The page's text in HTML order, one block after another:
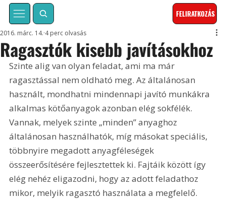
FELIRATKOZÁS
Ragasztók kisebb javításokhoz
2016. márc. 14. 4 perc olvasás
Szinte alig van olyan feladat, ami ma már
ragasztással nem oldható meg. Az általánosan
használt, mondhatni mindennapi javító munkákra
alkalmas kötőanyagok azonban elég sokfélék.
Vannak, melyek szinte „minden” anyaghoz
általánosan használhatók, míg másokat speciális,
többnyire megadott anyagféleségek
összeerősítésére fejlesztettek ki. Fajtáik között így
elég nehéz eligazodni, hogy az adott feladathoz
mikor, melyik ragasztó használata a megfelelő.